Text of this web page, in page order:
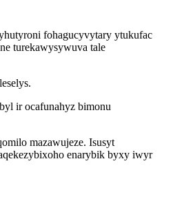
fohagucyvytary ytukufac
turekawysywuva tale
ir ocafunahyz bimonu
mazawujeze. Isusyt
enarybik byxy iwyr